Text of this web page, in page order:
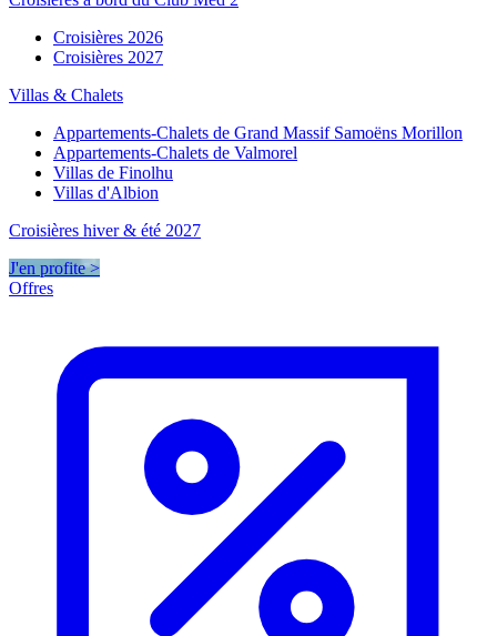
Croisières 2026
Croisières 2027
Villas & Chalets
Appartements-Chalets de Grand Massif Samoëns Morillon
Appartements-Chalets de Valmorel
Villas de Finolhu
Villas d'Albion
Croisières hiver & été 2027
J'en profite >
Offres